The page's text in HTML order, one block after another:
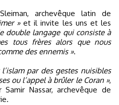
archevêque latin de
»et il invite les uns et les
double langage qui consiste à
tous frères alors que nous
des ennemis ».
par des gestes nuisibles
ou l’appel à brûler le Coran »,
Nassar, archevêque de